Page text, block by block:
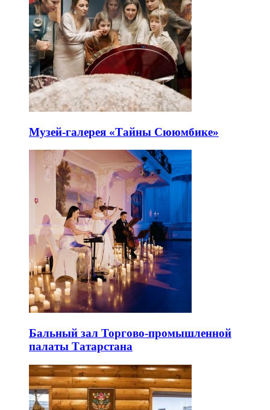
Музей-галерея «Тайны Сююмбике»
Бальный зал Торгово-промышленной
палаты Татарстана